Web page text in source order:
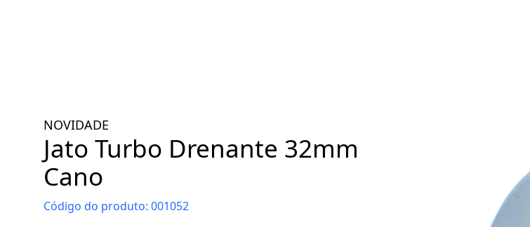
NOVIDADE
Jato Turbo Drenante 32mm
Cano
Código do produto: 001052